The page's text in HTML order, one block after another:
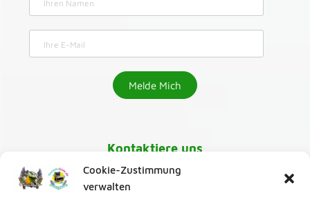
Cookie-Zustimmung
verwalten
Kontaktiere uns
030-218 01 070